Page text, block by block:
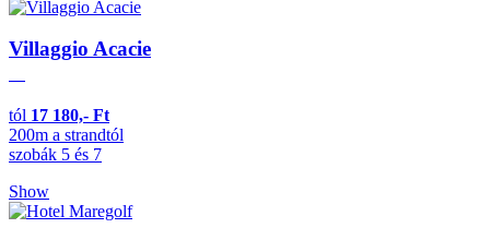
Villaggio Acacie
tól 17 180,- Ft
200m a strandtól
szobák 5 és 7
Show